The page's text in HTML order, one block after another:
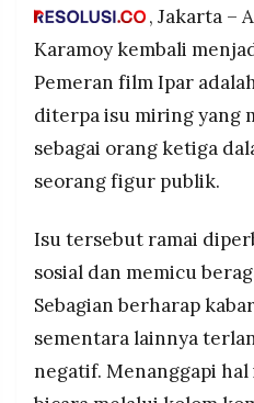
©
PRAMUDITA
Resolusi.co
2026
memicu pro–kontra
Davina buka suara
kemungkinan
Aktris 23 tahun itu
ikhlas, meski mengaku
berlebihan dan tak
, Jakarta –
Karamoy kembali
Pemeran film Ipar
diterpa isu miring yang
sebagai orang ketiga
seorang figur publik.
Isu tersebut ramai
sosial dan memicu
Sebagian berharap
sementara lainnya
negatif. Menanggapi